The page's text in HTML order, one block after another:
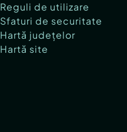
Reguli de utilizare
Sfaturi de securitate
Hartă județelor
Hartă site